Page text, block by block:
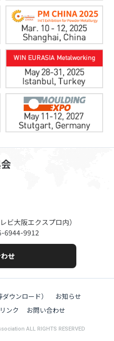
ビ大阪エクスプロ内）
6944-9912
せ
ウンロード）
お知らせ
リンク お問い合わせ
ALL RIGHTS RESERVED